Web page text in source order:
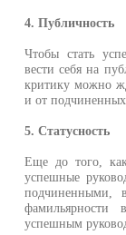
4. Публичность
Чтобы стать
вести себя на
критику можно
и от подчиненных.
5. Статусность
Еще до того, как
успешные
подчиненными,
успешным